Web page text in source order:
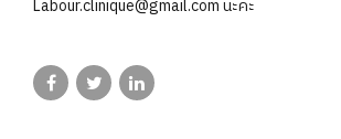
Labour.clinique@gmail.com​ นะคะ